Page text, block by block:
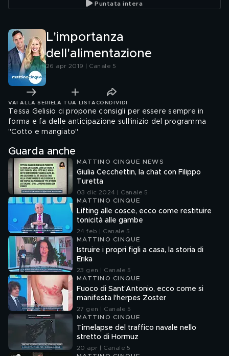
Puntata intera
L'importanza
dell'alimentazione
26 apr 2019 | Canale 5
VAI ALLA SERIE LA TUA LISTA CONDIVIDI
Tessa Gelisio ci propone consigli per essere sempre in
forma e fa delle anticipazione sull'inizio del programma
"Cotto e mangiato"
Guarda anche
MATTINO CINQUE NEWS
Giulia Cecchettin, la chat con Filippo
Turetta
03 dic 2024 | Canale 5
MATTINO CINQUE
Lifting alle cosce, ecco come restituire
tonicità alle gambe
24 feb | Canale 5
MATTINO CINQUE
Istruire i propri figli a casa, la storia di
Erika
23 gen | Canale 5
MATTINO CINQUE
Fuoco di Sant'Antonio, ecco come si
manifesta l'herpes Zoster
27 gen | Canale 5
MATTINO CINQUE
Timelapse del traffico navale nello
stretto di Hormuz
20 apr | Canale 5